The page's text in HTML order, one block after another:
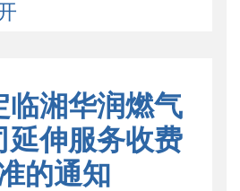
临湘华润燃气
延伸服务收费
的通知